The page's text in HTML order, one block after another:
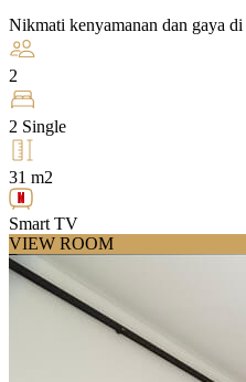
Nikmati kenyamanan dan gaya
2
2 Single
31 m2
Smart TV
VIEW ROOM